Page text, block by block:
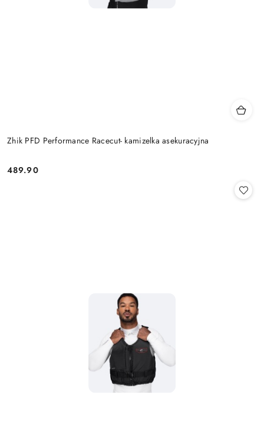
Zhik PFD Performance Racecut- kamizelka asekuracyjna
Cena:
489.90